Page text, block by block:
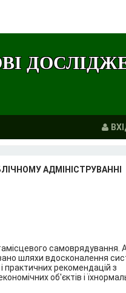
АДМІНІСТРУВАННІ
самоврядування.
шляхи вдосконалення
практичних рекомендацій з
об'єктів і